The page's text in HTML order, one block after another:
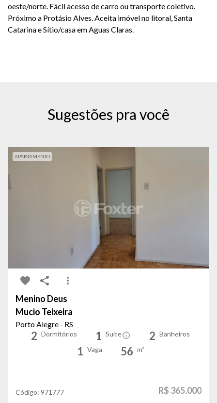
oeste/norte. Fácil acesso de carro ou transporte coletivo.
Próximo a Protásio Alves. Aceita imóvel no litoral, Santa
Catarina e Sítio/casa em Aguas Claras.
Sugestões pra você
APARTAMENTO
Menino Deus
Mucio Teixeira
Porto Alegre - RS
2 Dormitórios 1 Suíte 2 Banheiros
1 Vaga 56 m²
Código: 971777 R$ 365.000